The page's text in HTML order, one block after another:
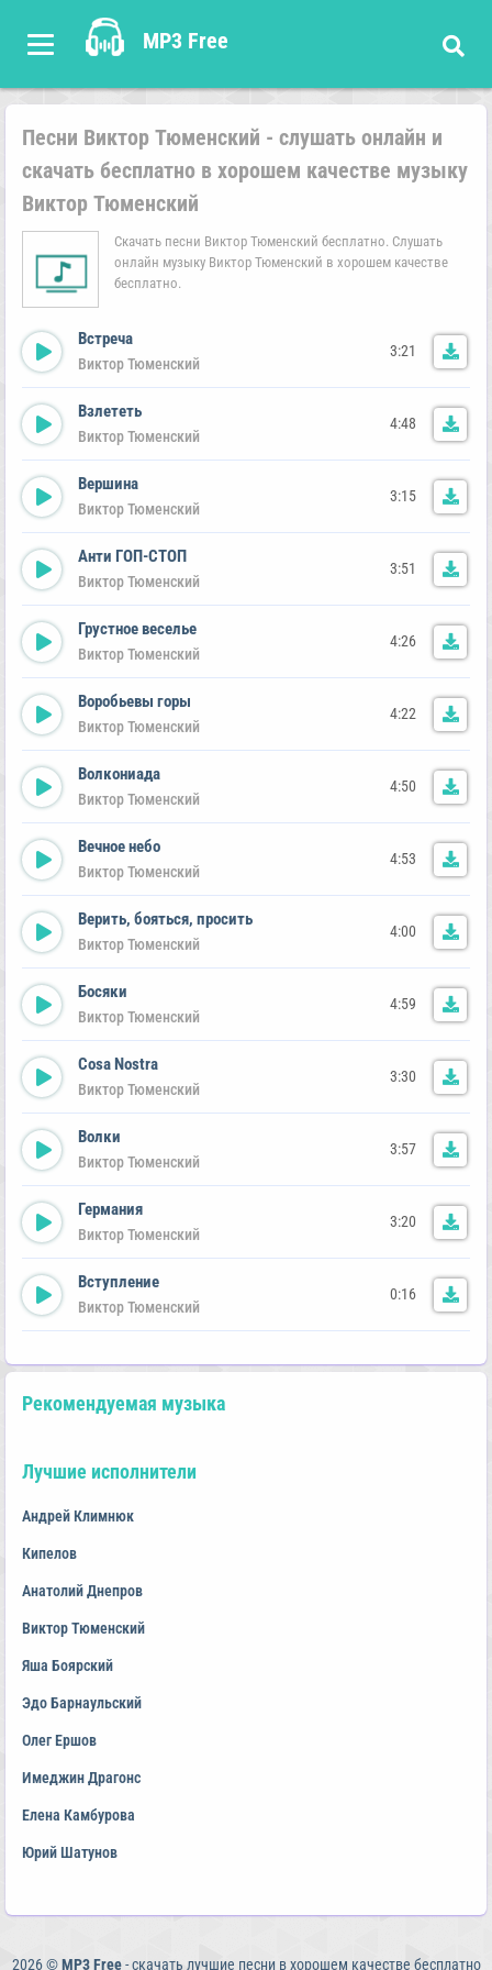
MP3 Free
Песни Виктор Тюменский - слушать онлайн и
скачать бесплатно в хорошем качестве музыку
Виктор Тюменский
Скачать песни Виктор Тюменский бесплатно. Слушать
онлайн музыку Виктор Тюменский в хорошем качестве
бесплатно.
Встреча
Виктор Тюменский
3:21
Взлететь
Виктор Тюменский
4:48
Вершина
Виктор Тюменский
3:15
Анти ГОП-СТОП
Виктор Тюменский
3:51
Грустное веселье
Виктор Тюменский
4:26
Воробьевы горы
Виктор Тюменский
4:22
Волкониада
Виктор Тюменский
4:50
Вечное небо
Виктор Тюменский
4:53
Верить, бояться, просить
Виктор Тюменский
4:00
Босяки
Виктор Тюменский
4:59
Cosa Nostra
Виктор Тюменский
3:30
Волки
Виктор Тюменский
3:57
Германия
Виктор Тюменский
3:20
Вступление
Виктор Тюменский
0:16
Рекомендуемая музыка
Лучшие исполнители
Андрей Климнюк
Кипелов
Анатолий Днепров
Виктор Тюменский
Яша Боярский
Эдо Барнаульский
Олег Ершов
Имеджин Драгонс
Елена Камбурова
Юрий Шатунов
2026 ©MP3 Free- скачать лучшие песни в хорошем качестве бесплатно